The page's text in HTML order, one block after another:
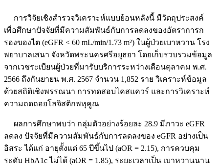
การวิจัยเชิงสำรวจวิเคราะห์แบบย้อนหลังนี้ มีวัตถุประสงค์
เพื่อศึกษาปัจจัยที่มีความสัมพันธ์กับการลดลงของอัตราการก
รองของไต (eGFR < 60 mL/min/1.73 m²) ในผู้ป่วยเบาหวาน โรง
พยาบาลเสนา จังหวัดพระนครศรีอยุธยา โดยเก็บรวบรวมข้อมูล
จากเวชระเบียนผู้ป่วยที่มารับบริการระหว่างเดือนตุลาคม พ.ศ.
2566 ถึงกันยายน พ.ศ. 2567 จำนวน 1,852 ราย วิเคราะห์ข้อมูล
ด้วยสถิติเชิงพรรณนา การทดสอบไคสแควร์ และการวิเคราะห์
ความถดถอยโลจิสติกพหุคูณ
ผลการศึกษาพบว่า กลุ่มตัวอย่างร้อยละ 28.9 มีภาวะ eGFR
ลดลง ปัจจัยที่มีความสัมพันธ์กับการลดลงของ eGFR อย่างเป็น
อิสระ ได้แก่ อายุตั้งแต่ 65 ปีขึ้นไป (aOR = 2.15), การควบคุม
ระดับ HbA1c ไม่ได้ (aOR = 1.85), ระยะเวลาเป็น เบาหวานนาน